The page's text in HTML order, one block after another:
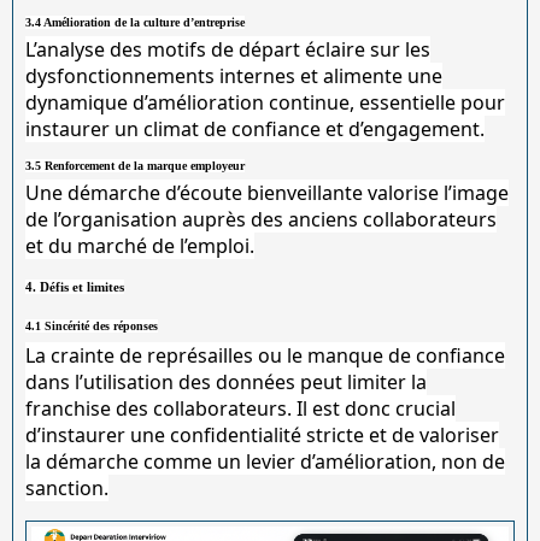
3.4 Amélioration de la culture d’entreprise
L’analyse des motifs de départ éclaire sur les
dysfonctionnements internes et alimente une
dynamique d’amélioration continue, essentielle pour
instaurer un climat de confiance et d’engagement.
3.5 Renforcement de la marque employeur
Une démarche d’écoute bienveillante valorise l’image
de l’organisation auprès des anciens collaborateurs
et du marché de l’emploi.
4. Défis et limites
4.1 Sincérité des réponses
La crainte de représailles ou le manque de confiance
dans l’utilisation des données peut limiter la
franchise des collaborateurs. Il est donc crucial
d’instaurer une confidentialité stricte et de valoriser
la démarche comme un levier d’amélioration, non de
sanction.